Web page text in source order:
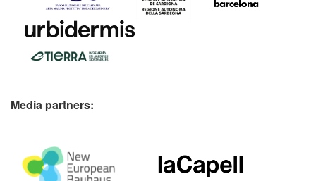
Media partners: